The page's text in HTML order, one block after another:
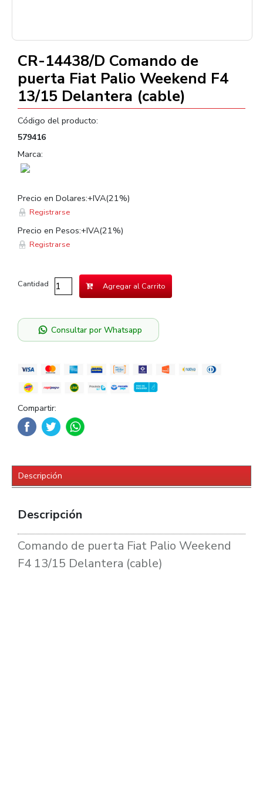
CR-14438/D Comando de
puerta Fiat Palio Weekend F4
13/15 Delantera (cable)
Código del producto:
579416
Marca:
Precio en Dolares:+IVA(21%)
Registrarse
Precio en Pesos:+IVA(21%)
Registrarse
Cantidad Agregar al Carrito
Consultar por Whatsapp
Compartir:
Descripción
Descripción
Comando de puerta Fiat Palio Weekend
F4 13/15 Delantera (cable)